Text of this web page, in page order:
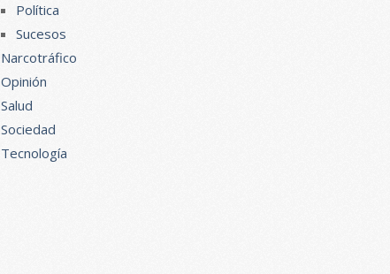
Política
Sucesos
Narcotráfico
Opinión
Salud
Sociedad
Tecnología